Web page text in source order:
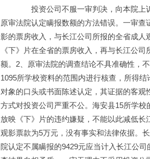
投资公司不服一审判决，向本院上
原审法院认定瞒报数额的方法错误。一审
影的票房收入，与长江公司所报的全省成
《下》片在全省的票房收入，再与长江公
额。2、原审法院的调查结论不具准确性，
1095所学校资料的范围内进行核查，所得
对象的口头或书面陈述认定，其证据的客
方式对投资公司严重不公。海安县15所学
放映《下》片的违约嫌疑，不能以此减低
观影票款为5万元，没有事实和法律依据。
院认定不属瞒报的9429元应当计入长江公